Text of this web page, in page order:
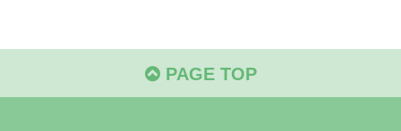
PAGE TOP